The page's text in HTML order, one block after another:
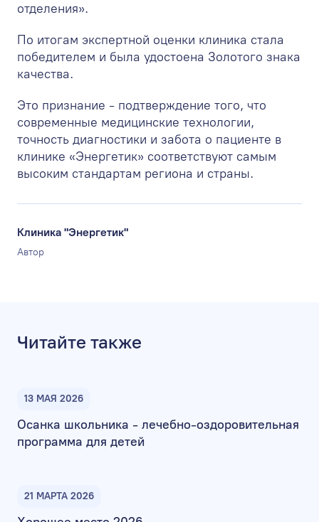
отделения».
По итогам экспертной оценки клиника стала
победителем и была удостоена Золотого знака
качества.
Это признание - подтверждение того, что
современные медицинские технологии,
точность диагностики и забота о пациенте в
клинике «Энергетик» соответствуют самым
высоким стандартам региона и страны.
Клиника "Энергетик"
Автор
Читайте также
13 МАЯ 2026
Осанка школьника - лечебно-оздоровительная
программа для детей
21 МАРТА 2026